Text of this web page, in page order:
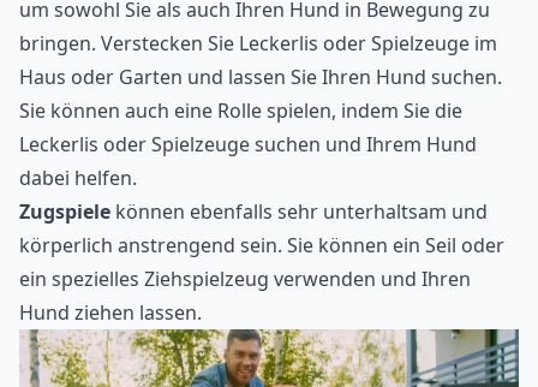
um sowohl Sie als auch Ihren Hund in Bewegung zu
bringen. Verstecken Sie Leckerlis oder Spielzeuge im
Haus oder Garten und lassen Sie Ihren Hund suchen.
Sie können auch eine Rolle spielen, indem Sie die
Leckerlis oder Spielzeuge suchen und Ihrem Hund
dabei helfen.
Zugspiele können ebenfalls sehr unterhaltsam und
körperlich anstrengend sein. Sie können ein Seil oder
ein spezielles Ziehspielzeug verwenden und Ihren
Hund ziehen lassen.